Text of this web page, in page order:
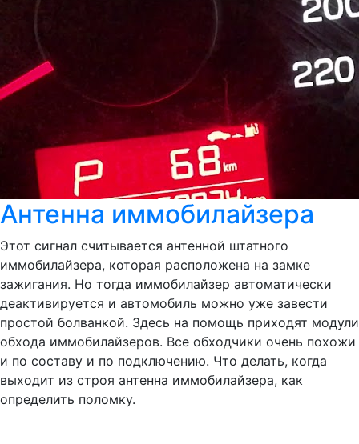
Антенна иммобилайзера
Этот сигнал считывается антенной штатного
иммобилайзера, которая расположена на замке
зажигания. Но тогда иммобилайзер автоматически
деактивируется и автомобиль можно уже завести
простой болванкой. Здесь на помощь приходят модули
обхода иммобилайзеров. Все обходчики очень похожи
и по составу и по подключению. Что делать, когда
выходит из строя антенна иммобилайзера, как
определить поломку.